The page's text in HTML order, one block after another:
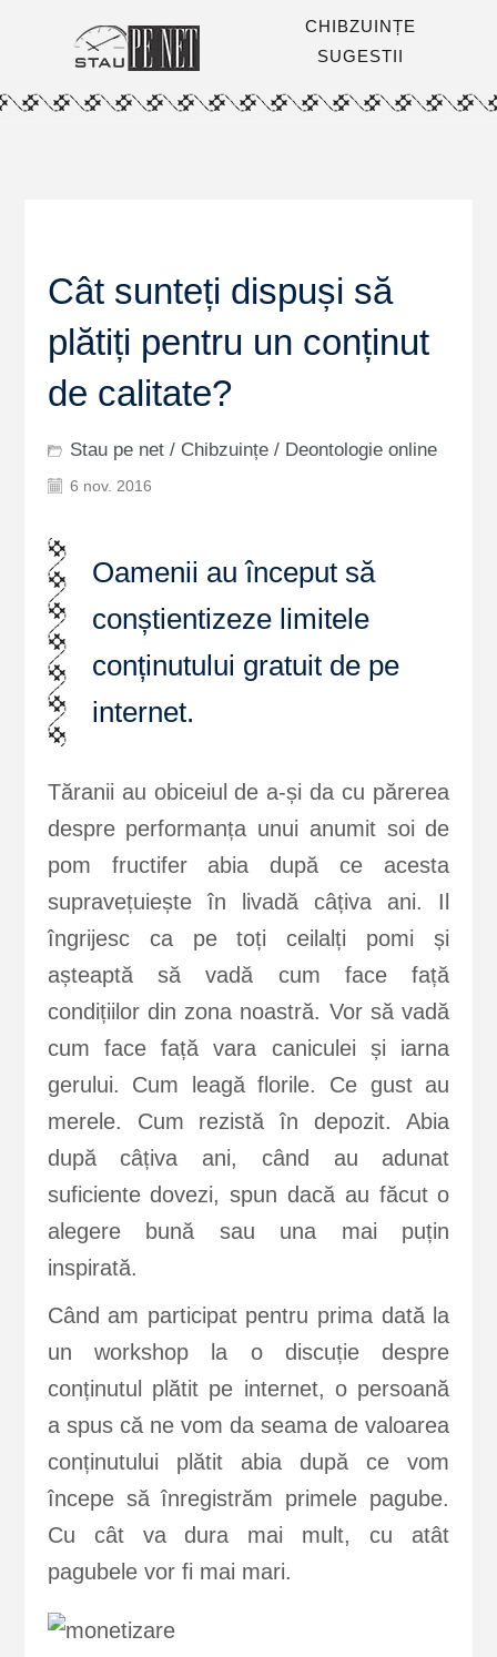
CHIBZUINȚE
SUGESTII
Cât sunteți dispuși să
plătiți pentru un conținut
de calitate?
Stau pe net/ Chibzuințe/ Deontologie online
6 nov. 2016
Oamenii au început să
conștientizeze limitele
conținutului gratuit de pe
internet.
Tăranii au obiceiul de a-și da cu părerea
despre performanța unui anumit soi de
pom fructifer abia după ce acesta
supravețuiește în livadă câțiva ani. Il
îngrijesc ca pe toți ceilalți pomi și
așteaptă să vadă cum face față
condițiilor din zona noastră. Vor să vadă
cum face față vara caniculei și iarna
gerului. Cum leagă florile. Ce gust au
merele. Cum rezistă în depozit. Abia
după câțiva ani, când au adunat
suficiente dovezi, spun dacă au făcut o
alegere bună sau una mai puțin
inspirată.
Când am participat pentru prima dată la
un workshop la o discuție despre
conținutul plătit pe internet, o persoană
a spus că ne vom da seama de valoarea
conținutului plătit abia după ce vom
începe să înregistrăm primele pagube.
Cu cât va dura mai mult, cu atât
pagubele vor fi mai mari.